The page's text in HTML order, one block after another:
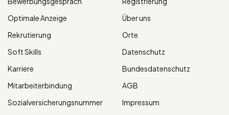
Optimale Anzeige
Rekrutierung
Soft Skills
Karriere
Mitarbeiterbindung
Sozialversicherungsnummer
Über uns
Orte
Datenschutz
Bundesdatenschutz
AGB
Impressum